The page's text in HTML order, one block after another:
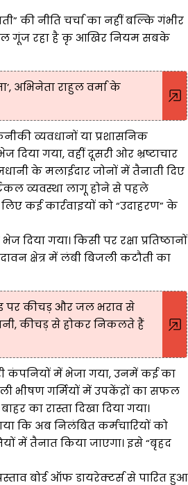
की नीति चर्चा का नहीं बल्कि गंभीर
गूंज रहा है कृ आखिर नियम सबके
अभिनेता राहुल वर्मा के
व्यवधानों या प्रशासनिक
गया, वहीं दूसरी ओर भ्रष्टाचार
के मलाईदार जोनों में तैनाती दिए
व्यवस्था लागू होने से पहले
कई कार्रवाइयों को “उदाहरण” के
गया। किसी पर रक्षा प्रतिष्ठानों
क्षेत्र में लंबी बिजली कटौती का
पर कीचड़ और जल भराव से
कीचड़ से होकर निकलते हैं
कंपनियों में भेजा गया, उनमें कई का
भीषण गर्मियों में उपकेंद्रों का सफल
का रास्ता दिखा दिया गया।
कि अब निलंबित कर्मचारियों को
में तैनात किया जाएगा। इसे “बृहद
बोर्ड ऑफ डायरेक्टर्स से पारित हुआ